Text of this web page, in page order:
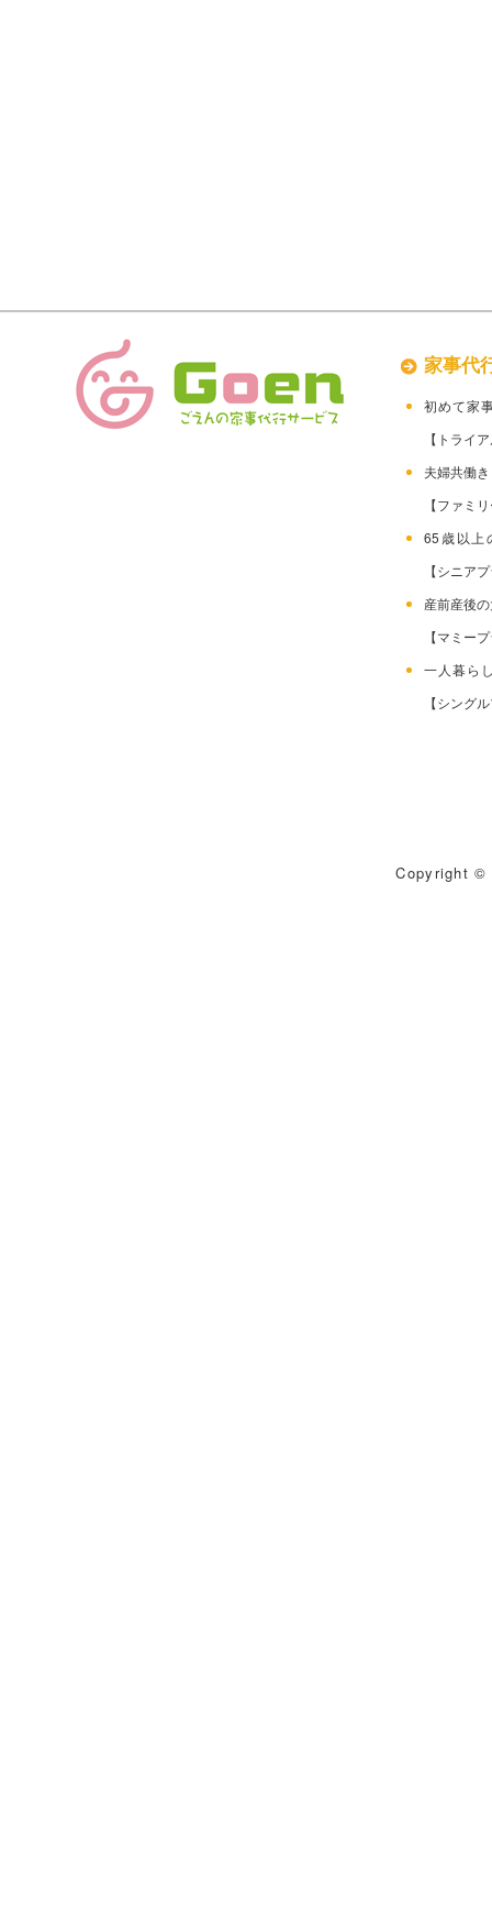
家事代
初めて家
【トライ
夫婦共働
【ファミ
65歳以
【シニア
産前産
【マミー
一人暮
【シング
Copyright